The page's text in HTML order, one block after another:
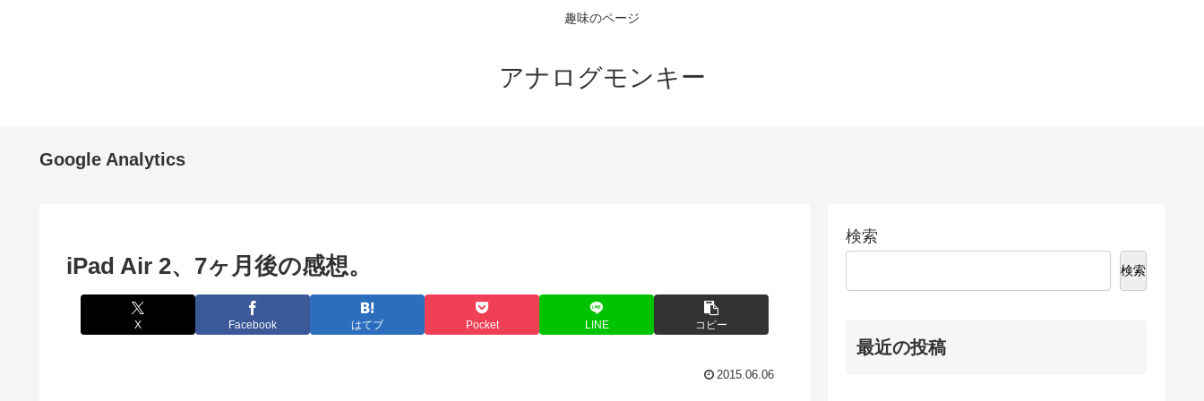
趣味のページ
アナログモンキー
Google Analytics
iPad Air 2、7ヶ月後の感想。
X Facebook はてブ Pocket LINE コピー
2015.06.06
検索
検索
最近の投稿